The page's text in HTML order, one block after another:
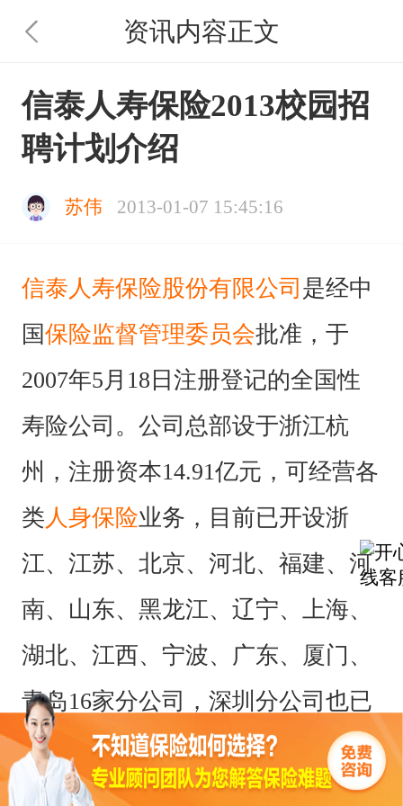
资讯内容正文
信泰人寿保险2013校园招
聘计划介绍
苏伟 2013-01-07 15:45:16
信泰人寿保险股份有限公司 是经中
国保险监督管理委员会批准，于
2007年5月18日注册登记的全国性
寿险公司。公司总部设于浙江杭
州，注册资本14.91亿元，可经营各
类人身保险业务，目前已开设浙
江、江苏、北京、河北、福建、河
南、山东、黑龙江、辽宁、上海、
湖北、江西、宁波、广东、厦门、
青岛16家分公司，深圳分公司也已
获得当地保监局筹建批复。信泰人
寿保险2013校园招聘计划介绍如